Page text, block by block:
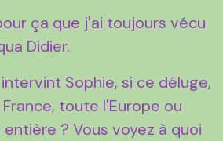
ça que j'ai toujours vécu
Didier.
Sophie, si ce déluge,
toute l'Europe ou
? Vous voyez à quoi